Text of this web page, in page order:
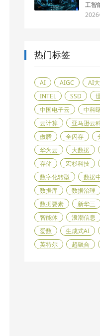
工智
2026
热门标签
AI AIGC AI
INTEL
SSD
中国电子云
中科
云计算
亚马逊云
傲腾
全闪存
华为云
大数据
存储
宏杉科技
数字化转型
数据
数据库
数据治理
数据要素
新华三
智能体
浪潮信息
爱数
生成式AI
英特尔
超融合